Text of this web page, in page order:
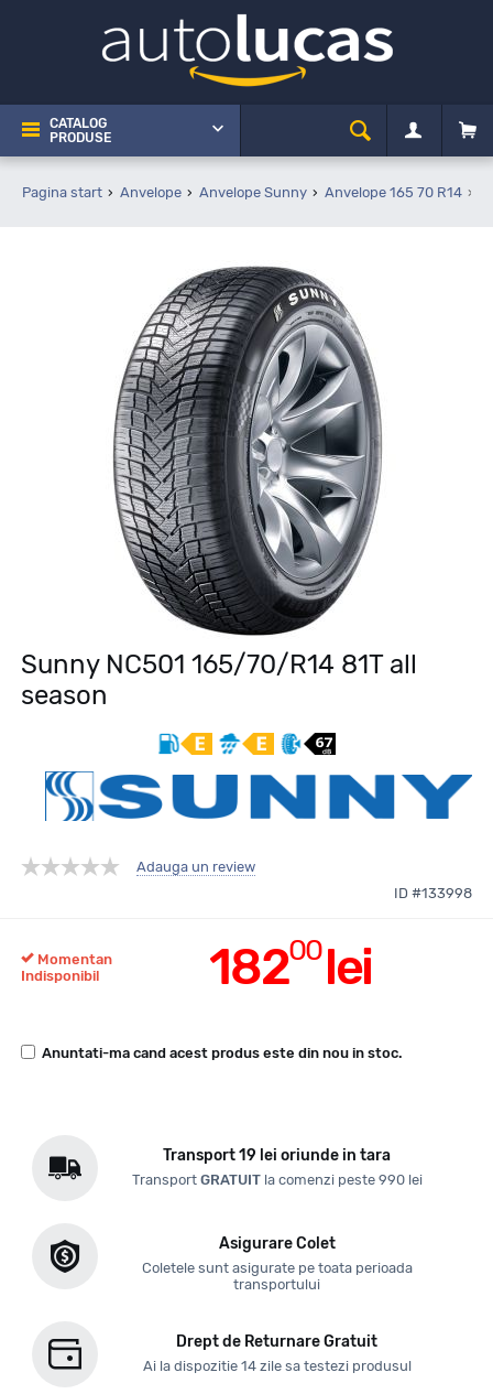
CATALOG
PRODUSE
Pagina start Anvelope Anvelope Sunny Anvelope 165 70 R14
Sunny NC501 165/70/R14 81T all
season
Adauga un review
ID #133998
18200lei
Momentan
Indisponibil
Anuntati-ma cand acest produs este din nou in stoc.
Transport 19 lei oriunde in tara
Transport GRATUITla comenzi peste 990 lei
Asigurare Colet
Coletele sunt asigurate pe toata perioada
transportului
Drept de Returnare Gratuit
Ai la dispozitie 14 zile sa testezi produsul